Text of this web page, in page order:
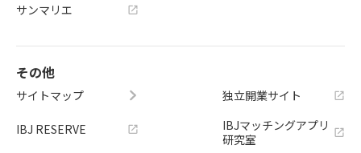
サンマリエ
その他
サイトマップ
IBJ RESERVE
独立開業サイト
IBJマッチングアプリ
研究室